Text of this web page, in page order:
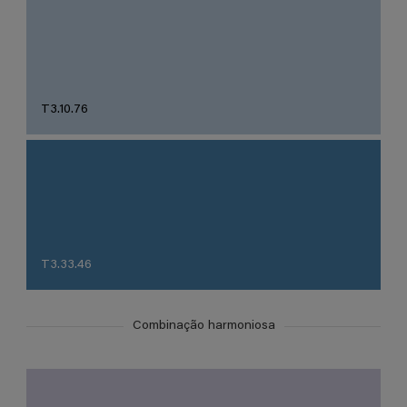
T3.10.76
T3.33.46
Combinação harmoniosa